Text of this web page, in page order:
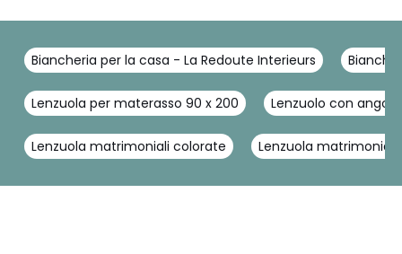
Biancheria per la casa - La Redoute Interieurs
Lenzuola per materasso 90 x 200 Lenzuolo con angoli
Lenzuola matrimoniali colorate Lenzuola